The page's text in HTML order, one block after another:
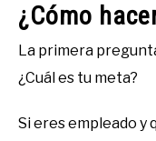
¿Cómo
La primera
¿Cuál es tu meta?
Si eres empleado y